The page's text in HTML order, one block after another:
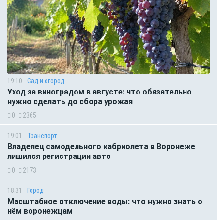
19:10 Сад и огород
Уход за виноградом в августе: что обязательно
нужно сделать до сбора урожая
0 2365
19:01 Транспорт
Владелец самодельного кабриолета в Воронеже
лишился регистрации авто
0 2173
18:31 Город
Масштабное отключение воды: что нужно знать о
нём воронежцам